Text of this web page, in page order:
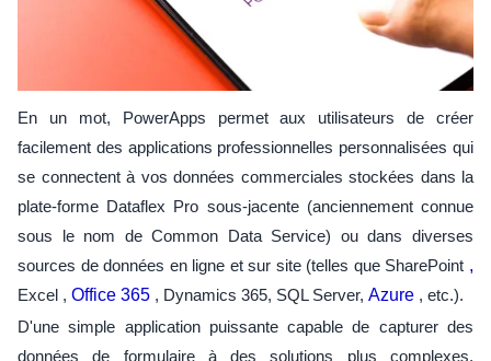
En un mot, PowerApps permet aux utilisateurs de créer
facilement des applications professionnelles personnalisées qui
se connectent à vos données commerciales stockées dans la
plate-forme Dataflex Pro sous-jacente (anciennement connue
sous le nom de Common Data Service) ou dans diverses
sources de données en ligne et sur site (telles que SharePoint ,
Excel , Office 365 , Dynamics 365, SQL Server, Azure , etc.).
D'une simple application puissante capable de capturer des
données de formulaire à des solutions plus complexes,